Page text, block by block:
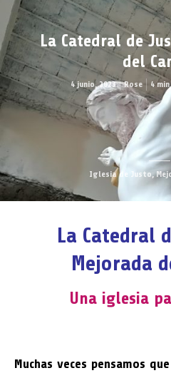
Iglesia de Justo,
La Catedral de
del
4 junio, 2023 Rose 4
La Catedral
Mejorada
Una iglesia
Muchas veces pensamos